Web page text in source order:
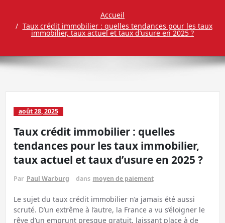
Accueil
Taux crédit immobilier : quelles tendances pour les taux
immobilier, taux actuel et taux d’usure en 2025 ?
août 28, 2025
Taux crédit immobilier : quelles
tendances pour les taux immobilier,
taux actuel et taux d’usure en 2025 ?
Par Paul Warburg dans moyen de paiement
Le sujet du taux crédit immobilier n’a jamais été aussi
scruté. D’un extrême à l’autre, la France a vu s’éloigner le
rêve d’un emprunt presque gratuit, laissant place à de